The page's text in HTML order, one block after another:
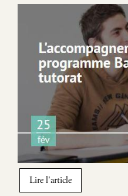
Lire l'article